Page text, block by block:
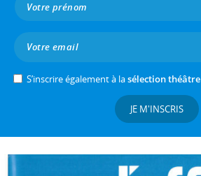
S’inscrire également à lasélection théâtre
JE M'INSCRIS